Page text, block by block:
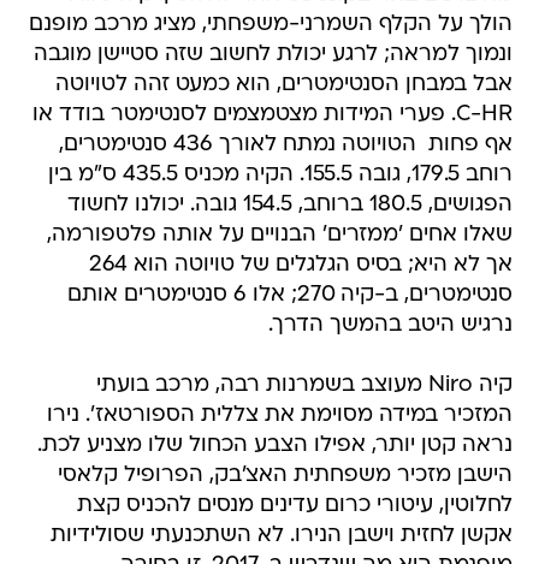
הולך על הקלף השמרני-משפחתי, מציג מרכב מופנם
ונמוך למראה; לרגע יכולת לחשוב שזה סטיישן מוגבה
אבל במבחן הסנטימטרים, הוא כמעט זהה לטויוטה
C-HR. פערי המידות מצטמצמים לסנטימטר בודד או
אף פחות  הטויוטה נמתח לאורך 436 סנטימטרים,
רוחב 179.5, גובה 155.5. הקיה מכניס 435.5 ס"מ בין
הפגושים, 180.5 ברוחב, 154.5 גובה. יכולנו לחשוד
שאלו אחים 'ממזרים' הבנויים על אותה פלטפורמה,
אך לא היא; בסיס הגלגלים של טויוטה הוא 264
סנטימטרים, ב-קיה 270; אלו 6 סנטימטרים אותם
נרגיש היטב בהמשך הדרך.
קיה Niro מעוצב בשמרנות רבה, מרכב בועתי
המזכיר במידה מסוימת את צללית הספורטאז'. נירו
נראה קטן יותר, אפילו הצבע הכחול שלו מצניע לכת.
הישבן מזכיר משפחתית האצ'בק, הפרופיל קלאסי
לחלוטין, עיטורי כרום עדינים מנסים להכניס קצת
אקשן לחזית וישבן הנירו. לא השתכנעתי שסולידיות